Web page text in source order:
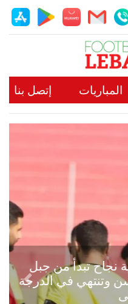
المباريات إتصل بنا
جبل
الدرجة
Next